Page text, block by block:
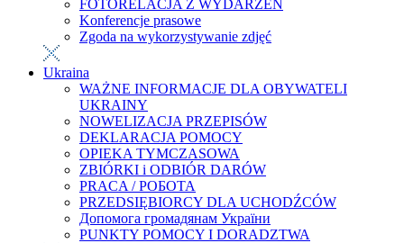
FOTORELACJA Z WYDARZEŃ
Konferencje prasowe
Zgoda na wykorzystywanie zdjęć
Ukraina
WAŻNE INFORMACJE DLA OBYWATELI
UKRAINY
NOWELIZACJA PRZEPISÓW
DEKLARACJA POMOCY
OPIEKA TYMCZASOWA
ZBIÓRKI i ODBIÓR DARÓW
PRACA / РОБОТА
PRZEDSIĘBIORCY DLA UCHODŹCÓW
Допомога громадянам України
PUNKTY POMOCY I DORADZTWA